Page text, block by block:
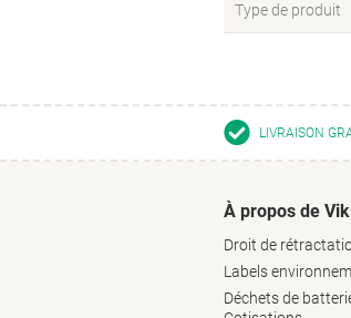
Type de produit
LIVRAISON
À propos de
Droit de
Labels
Déchets de